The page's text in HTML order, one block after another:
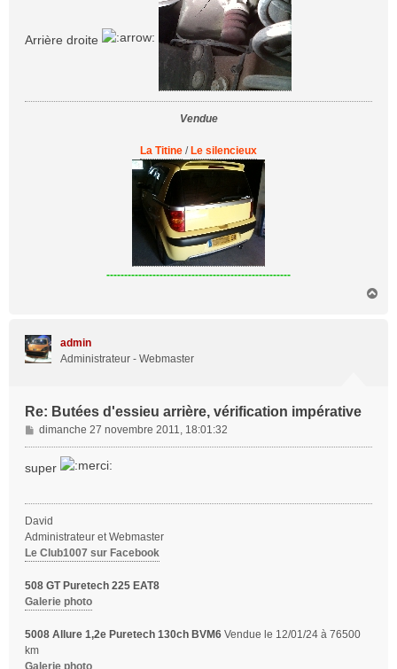
Arrière droite
Vendue
La Titine / Le silencieux
----------------------------------------------------
admin
Administrateur - Webmaster
Re: Butées d'essieu arrière, vérification impérative
M
e
s
e
dimanche 27 novembre 2011, 18:01:32
super
David
Administrateur et Webmaster
Le Club1007 sur Facebook
508 GT Puretech 225 EAT8
Galerie photo
5008 Allure 1,2e Puretech 130ch BVM6 Vendue le 12/01/24 à 76500
km
Galerie photo